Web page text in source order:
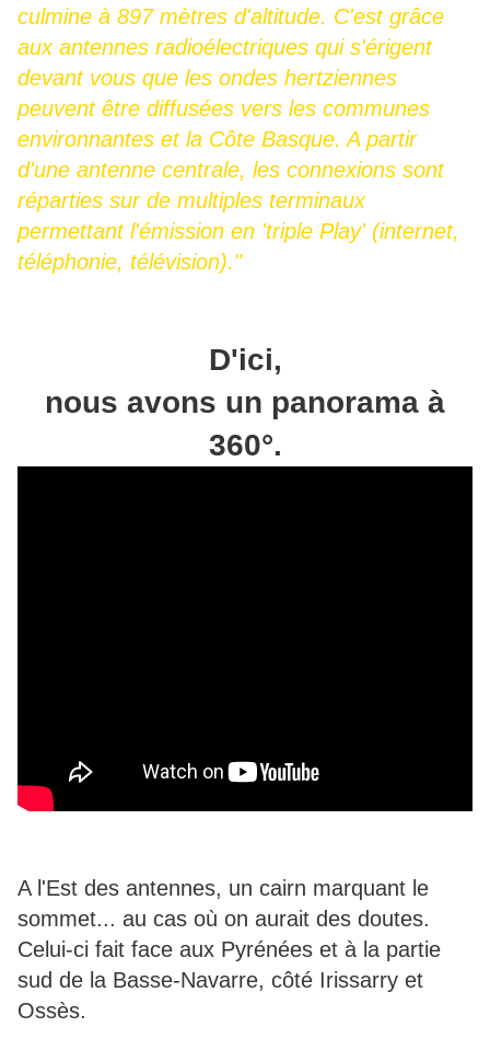
culmine à 897 mètres d'altitude. C'est grâce
aux antennes radioélectriques qui s'érigent
devant vous que les ondes hertziennes
peuvent être diffusées vers les communes
environnantes et la Côte Basque. A partir
d'une antenne centrale, les connexions sont
réparties sur de multiples terminaux
permettant l'émission en 'triple Play' (internet,
téléphonie, télévision)."
D'ici,
nous avons un panorama à
360°.
A l'Est des antennes, un cairn marquant le
sommet... au cas où on aurait des doutes.
Celui-ci fait face aux Pyrénées et à la partie
sud de la Basse-Navarre, côté Irissarry et
Ossès.